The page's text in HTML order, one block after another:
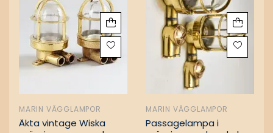
MARIN VÄGGLAMPOR
Äkta vintage Wiska
MARIN VÄGGLAMPOR
Passagelampa i